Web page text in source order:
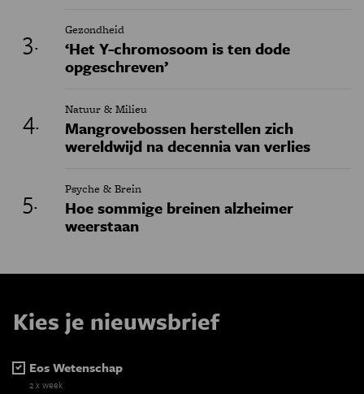
Gezondheid
‘Het Y-chromosoom is ten dode
opgeschreven’
Natuur & Milieu
Mangrovebossen herstellen zich
wereldwijd na decennia van verlies
Psyche & Brein
Hoe sommige breinen alzheimer
weerstaan
Kies je nieuwsbrief
Eos Wetenschap
2 x week